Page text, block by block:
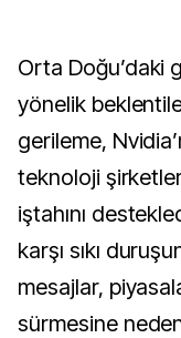
Orta Doğu’daki
yönelik
gerileme,
teknoloji
iştahını
karşı sıkı
mesajlar,
sürmesine